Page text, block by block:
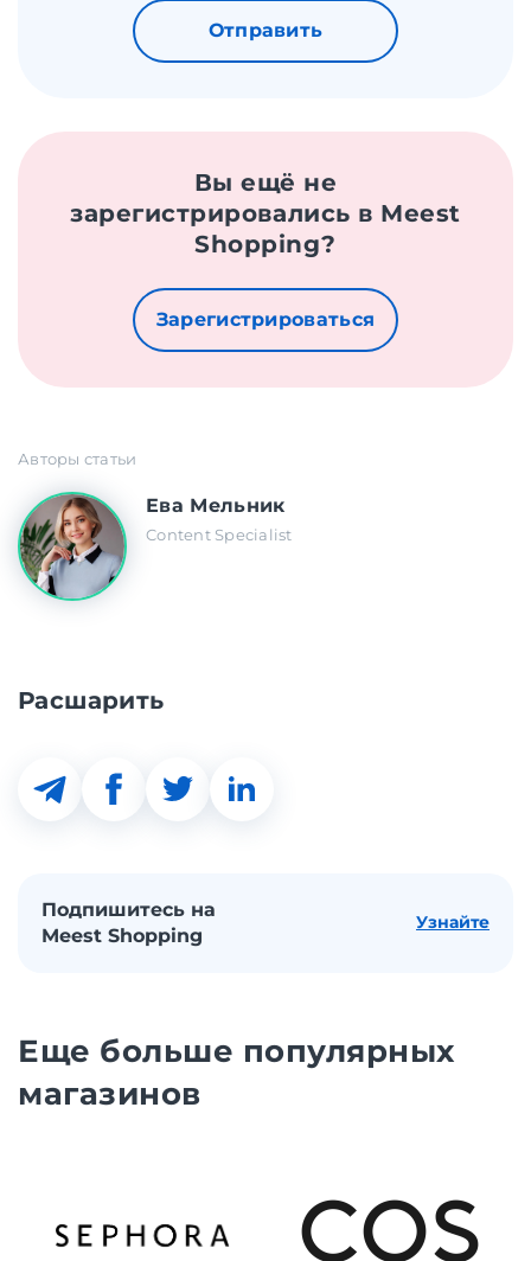
Отправить
Вы ещё не
зарегистрировались в Meest
Shopping?
Зарегистрироваться
Авторы статьи
Ева Мельник
Content Specialist
Расшарить
Подпишитесь на
Meest Shopping
Узнайте
Еще больше популярных
магазинов